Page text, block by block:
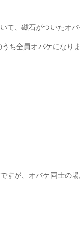
て、磁石がついたオ
ち全員オバケになりま
すが、オバケ同士の